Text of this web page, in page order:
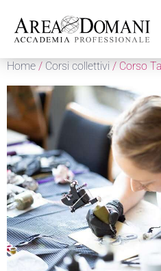
Home / Corsi collettivi / Corso